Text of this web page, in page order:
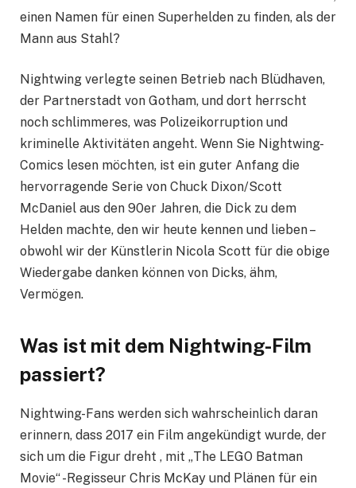
einen Namen für einen Superhelden zu finden, als der
Mann aus Stahl?
Nightwing verlegte seinen Betrieb nach Blüdhaven,
der Partnerstadt von Gotham, und dort herrscht
noch schlimmeres, was Polizeikorruption und
kriminelle Aktivitäten angeht. Wenn Sie Nightwing-
Comics lesen möchten, ist ein guter Anfang die
hervorragende Serie von Chuck Dixon/Scott
McDaniel aus den 90er Jahren, die Dick zu dem
Helden machte, den wir heute kennen und lieben –
obwohl wir der Künstlerin Nicola Scott für die obige
Wiedergabe danken können von Dicks, ähm,
Vermögen.
Was ist mit dem Nightwing-Film
passiert?
Nightwing-Fans werden sich wahrscheinlich daran
erinnern, dass 2017 ein Film angekündigt wurde, der
sich um die Figur dreht , mit „The LEGO Batman
Movie“ -Regisseur Chris McKay und Plänen für ein